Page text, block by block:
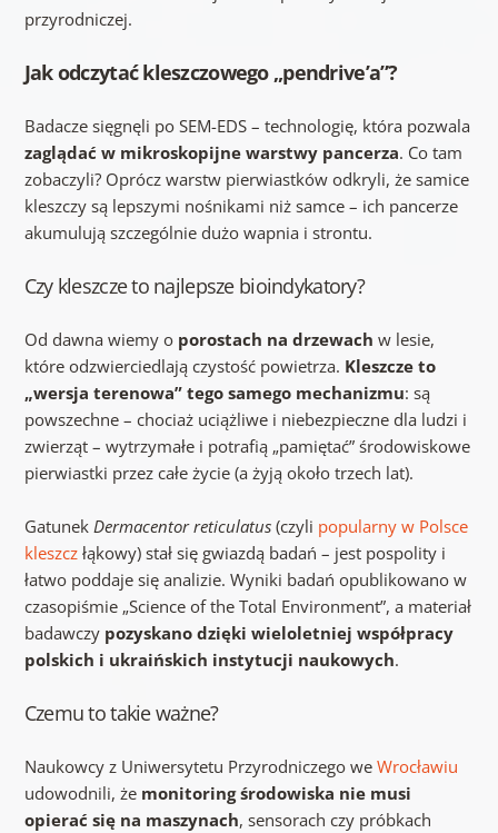
przyrodniczej.
Jak odczytać kleszczowego „pendrive’a”?
Badacze sięgnęli po SEM-EDS – technologię, która pozwala
zaglądać w mikroskopijne warstwy pancerza. Co tam
zobaczyli? Oprócz warstw pierwiastków odkryli, że samice
kleszczy są lepszymi nośnikami niż samce – ich pancerze
akumulują szczególnie dużo wapnia i strontu.
Czy kleszcze to najlepsze bioindykatory?
Od dawna wiemy o porostach na drzewach w lesie,
które odzwierciedlają czystość powietrza. Kleszcze to
„wersja terenowa” tego samego mechanizmu: są
powszechne – chociaż uciążliwe i niebezpieczne dla ludzi i
zwierząt – wytrzymałe i potrafią „pamiętać” środowiskowe
pierwiastki przez całe życie (a żyją około trzech lat).
Gatunek Dermacentor reticulatus (czyli popularny w Polsce
kleszczłąkowy) stał się gwiazdą badań – jest pospolity i
łatwo poddaje się analizie. Wyniki badań opublikowano w
czasopiśmie „Science of the Total Environment”, a materiał
badawczy pozyskano dzięki wieloletniej współpracy
polskich i ukraińskich instytucji naukowych.
Czemu to takie ważne?
Naukowcy z Uniwersytetu Przyrodniczego we Wrocławiu
udowodnili, że monitoring środowiska nie musi
opierać się na maszynach, sensorach czy próbkach